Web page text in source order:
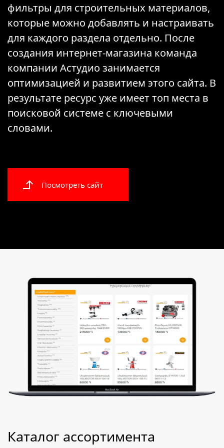
фильтры для строительных материалов,
которые можно добавлять и настраивать
для каждого раздела отдельно. После
создания интернет-магазина команда
компании Астудио занимается
оптимизацией и развитием этого сайта. В
результате ресурс уже имеет топ места в
поисковой системе с ключевыми
словами.
Посмотреть сайт
Каталог ассортимента